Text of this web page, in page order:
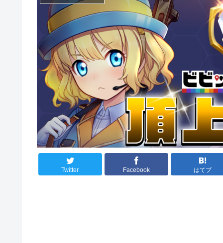
Twitter Facebook はてブ